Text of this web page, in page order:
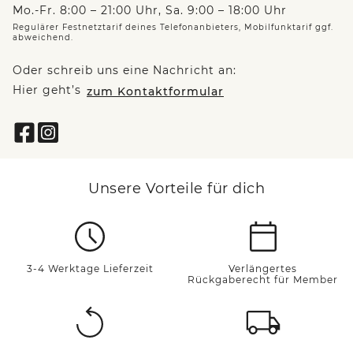
Mo.-Fr. 8:00 – 21:00 Uhr, Sa. 9:00 – 18:00 Uhr
Regulärer Festnetztarif deines Telefonanbieters, Mobilfunktarif ggf.
abweichend.
Oder schreib uns eine Nachricht an:
Hier geht’s zum Kontaktformular
Unsere Vorteile für dich
3-4 Werktage Lieferzeit
Verlängertes
Rückgaberecht für Member